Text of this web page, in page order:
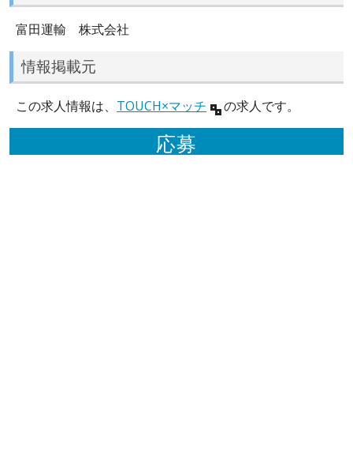
富田運輸 株式会社
情報掲載元
この求人情報は、 TOUCH×マッチ の求人です。
応募